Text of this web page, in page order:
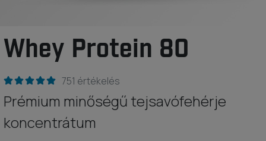
Whey Protein 80
751 értékelés
Prémium minőségű tejsavófehérje
koncentrátum